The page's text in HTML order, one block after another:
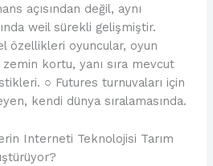
açısından değil, aynı
weil sürekli gelişmiştir.
özellikleri oyuncular, oyun
kortu, yanı sıra mevcut
○ Futures turnuvaları için
kendi dünya sıralamasında.
Interneti Teknolojisi Tarım